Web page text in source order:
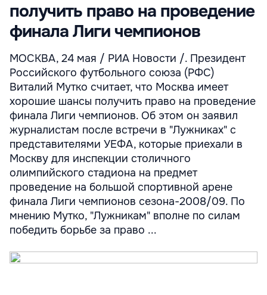
получить право на проведение
финала Лиги чемпионов
МОСКВА, 24 мая / РИА Новости /. Президент
Российского футбольного союза (РФС)
Виталий Мутко считает, что Москва имеет
хорошие шансы получить право на проведение
финала Лиги чемпионов. Об этом он заявил
журналистам после встречи в "Лужниках" с
представителями УЕФА, которые приехали в
Москву для инспекции столичного
олимпийского стадиона на предмет
проведение на большой спортивной арене
финала Лиги чемпионов сезона-2008/09. По
мнению Мутко, "Лужникам" вполне по силам
победить борьбе за право ...